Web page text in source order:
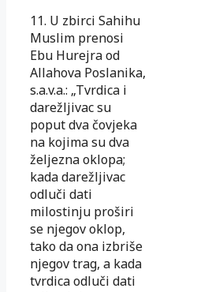
11. U zbirci Sahihu
Muslim prenosi
Ebu Hurejra od
Allahova Poslanika,
s.a.v.a.: „Tvrdica i
darežljivac su
poput dva čovjeka
na kojima su dva
željezna oklopa;
kada darežljivac
odluči dati
milostinju proširi
se njegov oklop,
tako da ona izbriše
njegov trag, a kada
tvrdica odluči dati